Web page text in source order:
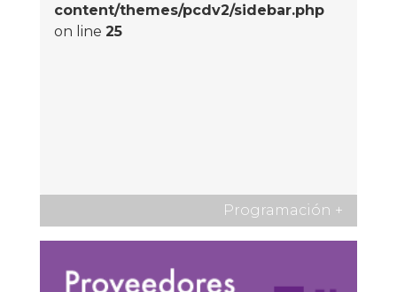
content/themes/pcdv2/sidebar.php
on line 25
Programación +